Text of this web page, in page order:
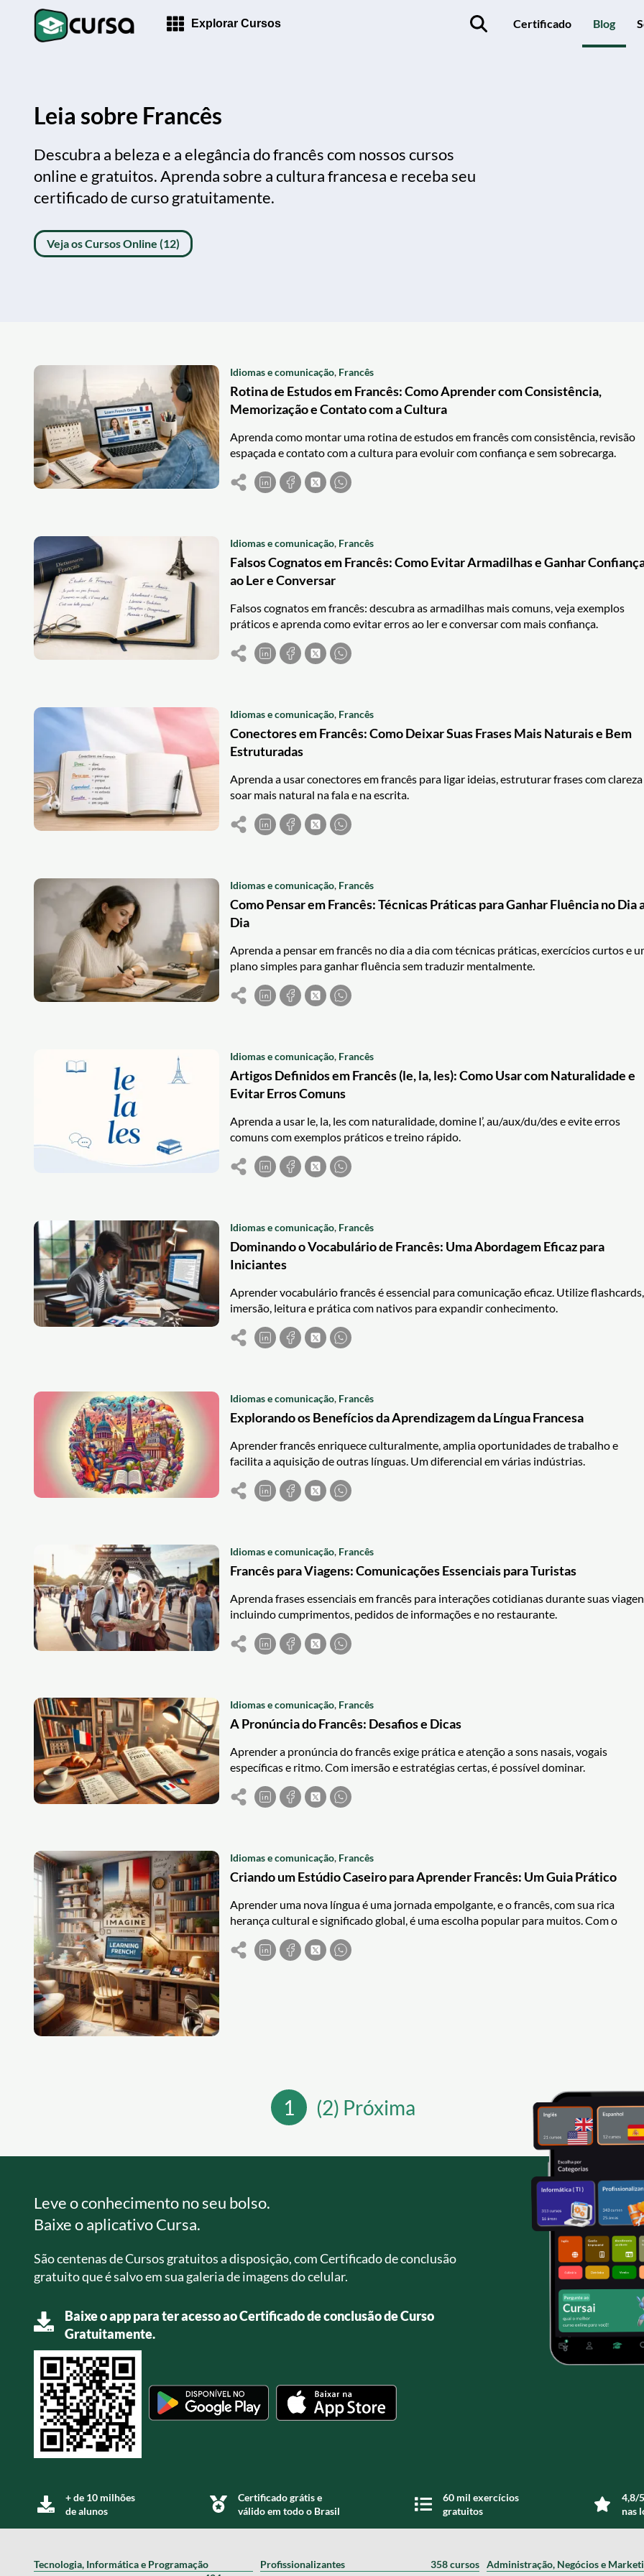
Explorar Cursos Certificado Blog
Leia sobre Francês
Descubra a beleza e a elegância do francês com nossos cursos
online e gratuitos. Aprenda sobre a cultura francesa e receba seu
certificado de curso gratuitamente.
Veja os Cursos Online (12)
Idiomas e comunicação, Francês
Rotina de Estudos em Francês: Como Aprender com Consistência,
Memorização e Contato com a Cultura
Aprenda como montar uma rotina de estudos em francês com consistência, revisão
espaçada e contato com a cultura para evoluir com confiança e sem sobrecarga.
Idiomas e comunicação, Francês
Falsos Cognatos em Francês: Como Evitar Armadilhas e Ganhar
ao Ler e Conversar
Falsos cognatos em francês: descubra as armadilhas mais comuns, veja exemplos
práticos e aprenda como evitar erros ao ler e conversar com mais confiança.
Idiomas e comunicação, Francês
Conectores em Francês: Como Deixar Suas Frases Mais Naturais e Bem
Estruturadas
Aprenda a usar conectores em francês para ligar ideias, estruturar frases com clareza
soar mais natural na fala e na escrita.
Idiomas e comunicação, Francês
Como Pensar em Francês: Técnicas Práticas para Ganhar Fluência no Dia
Dia
Aprenda a pensar em francês no dia a dia com técnicas práticas, exercícios curtos e
plano simples para ganhar fluência sem traduzir mentalmente.
Idiomas e comunicação, Francês
Artigos Definidos em Francês (le, la, les): Como Usar com Naturalidade e
Evitar Erros Comuns
Aprenda a usar le, la, les com naturalidade, domine l’, au/aux/du/des e evite erros
comuns com exemplos práticos e treino rápido.
Idiomas e comunicação, Francês
Dominando o Vocabulário de Francês: Uma Abordagem Eficaz para
Iniciantes
Aprender vocabulário francês é essencial para comunicação eficaz. Utilize flashcards,
imersão, leitura e prática com nativos para expandir conhecimento.
Idiomas e comunicação, Francês
Explorando os Benefícios da Aprendizagem da Língua Francesa
Aprender francês enriquece culturalmente, amplia oportunidades de trabalho e
facilita a aquisição de outras línguas. Um diferencial em várias indústrias.
Idiomas e comunicação, Francês
Francês para Viagens: Comunicações Essenciais para Turistas
Aprenda frases essenciais em francês para interações cotidianas durante suas
incluindo cumprimentos, pedidos de informações e no restaurante.
Idiomas e comunicação, Francês
A Pronúncia do Francês: Desafios e Dicas
Aprender a pronúncia do francês exige prática e atenção a sons nasais, vogais
específicas e ritmo. Com imersão e estratégias certas, é possível dominar.
Idiomas e comunicação, Francês
Criando um Estúdio Caseiro para Aprender Francês: Um Guia Prático
Aprender uma nova língua é uma jornada empolgante, e o francês, com sua rica
herança cultural e significado global, é uma escolha popular para muitos. Com o
avanço da tecnologia e a disponibilidade de recursos online, criar um estúdio caseiro
para aprender francês se tornou uma opção viável e eficaz. Aqui estão algumas dicas
1 (2) Próxima
Leve o conhecimento no seu bolso.
Baixe o aplicativo Cursa.
São centenas de Cursos gratuitos a disposição, com Certificado de conclusão
gratuito que é salvo em sua galeria de imagens do celular.
Baixe o app para ter acesso ao Certificado de conclusão de Curso
Gratuitamente.
+ de 10 milhões
de alunos
Certificado grátis e
válido em todo o Brasil
60 mil exercícios
gratuitos
4,8/
nas
Tecnologia, Informática e Programação
Profissionalizantes 358 cursos Administração, Negócios e